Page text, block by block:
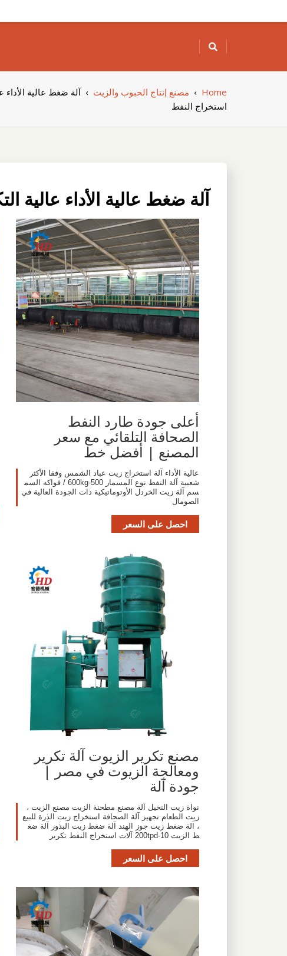
to
Home
› مصنع إنتاج الحبوب والزيت ›آلة ضغط عالية الأداء
استخراج النفط
آلة ضغط عالية الأداء عالية
أعلى جودة طارد النفط
الصحافة التلقائي مع سعر
المصنع | أفضل خط
عالية الأداء آلة استخراج زيت عباد الشمس وفقا الأكثر
شعبية آلة النفط نوع المسمار 500-600kg / فواكه السم
سم آلة زيت الخردل الأوتوماتيكية ذات الجودة العالية في
الصومال
احصل على السعر
مصنع تكرير الزيوت آلة تكرير
ومعالجة الزيوت في مصر |
جودة آلة
نواة زيت النخيل آلة مصنع مطحنة الزيت مصنع الزيت ،
زيت الطعام تجهيز آلة الصحافة استخراج زيت الذرة للبيع
، آلة ضغط زيت جوز الهند آلة ضغط زيت البذور آلة ضغ
ط الزيت 10-200tpd آلات استخراج النفط تكرير
احصل على السعر